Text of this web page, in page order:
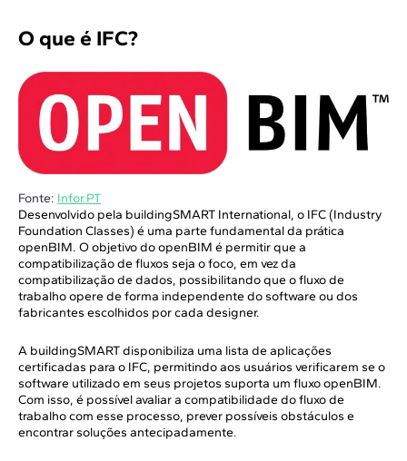
O que é IFC?
Fonte: Infor.PT
Desenvolvido pela buildingSMART International, o IFC (Industry
Foundation Classes) é uma parte fundamental da prática
openBIM. O objetivo do openBIM é permitir que a
compatibilização de fluxos seja o foco, em vez da
compatibilização de dados, possibilitando que o fluxo de
trabalho opere de forma independente do software ou dos
fabricantes escolhidos por cada designer.
A buildingSMART disponibiliza uma lista de aplicações
certificadas para o IFC, permitindo aos usuários verificarem se o
software utilizado em seus projetos suporta um fluxo openBIM.
Com isso, é possível avaliar a compatibilidade do fluxo de
trabalho com esse processo, prever possíveis obstáculos e
encontrar soluções antecipadamente.